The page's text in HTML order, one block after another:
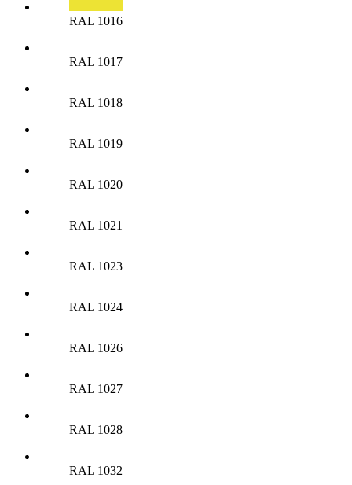
RAL 1016
RAL 1017
RAL 1018
RAL 1019
RAL 1020
RAL 1021
RAL 1023
RAL 1024
RAL 1026
RAL 1027
RAL 1028
RAL 1032